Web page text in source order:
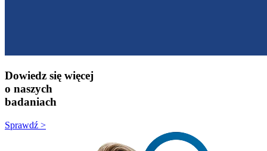
Dowiedz się więcej
o naszych
badaniach
Sprawdź >